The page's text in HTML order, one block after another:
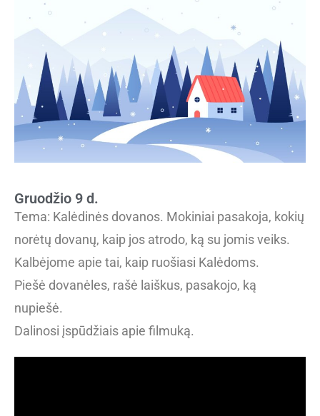
Gruodžio 9 d.
Tema: Kalėdinės dovanos. Mokiniai pasakoja, kokių
norėtų dovanų, kaip jos atrodo, ką su jomis veiks.
Kalbėjome apie tai, kaip ruošiasi Kalėdoms.
Piešė dovanėles, rašė laiškus, pasakojo, ką
nupiešė.
Dalinosi įspūdžiais apie filmuką.